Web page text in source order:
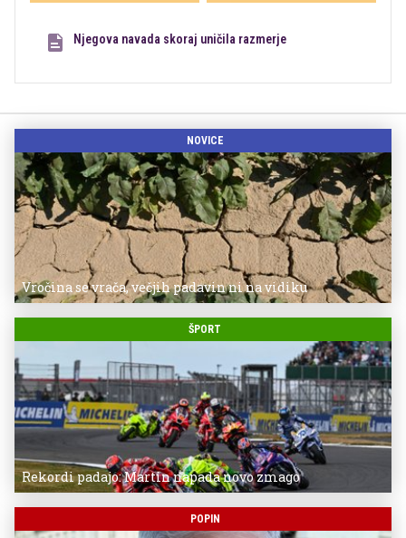
Njegova navada skoraj uničila razmerje
NOVICE
Vročina se vrača, večjih padavin ni na vidiku
ŠPORT
Rekordi padajo: Martin napada novo zmago
POPIN